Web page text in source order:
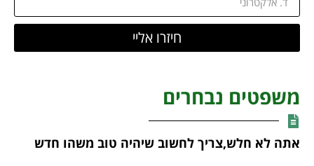
חיזרו אליי
משפטים נבחרים
אתה לא חלש,צריך לחשוב שיהיה טוב משהו חדש